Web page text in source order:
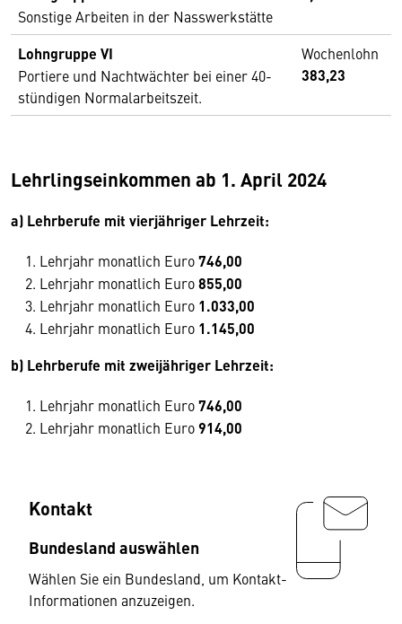
Sonstige Arbeiten in der Nasswerkstätte
Lohngruppe VI
Portiere und Nachtwächter bei einer 40-
stündigen Normalarbeitszeit.
Wochenlohn
383,23
Lehrlingseinkommen ab 1. April 2024
a) Lehrberufe mit vierjähriger Lehrzeit:
Lehrjahr monatlich Euro746,00
Lehrjahr monatlich Euro855,00
Lehrjahr monatlich Euro 1.033,00
Lehrjahr monatlich Euro 1.145,00
b) Lehrberufe mit zweijähriger Lehrzeit:
Lehrjahr monatlich Euro746,00
Lehrjahr monatlich Euro914,00
Kontakt
Bundesland auswählen
Wählen Sie ein Bundesland, um Kontakt-
Informationen anzuzeigen.